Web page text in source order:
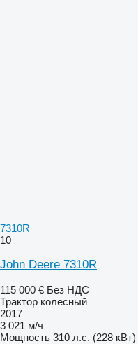
7310R
10
John Deere 7310R
115 000 € Без НДС
Трактор колесный
2017
3 021 м/ч
Мощность 310 л.с. (228 кВт)